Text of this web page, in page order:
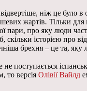
ніж це
жартів. Тільки
про яку люди часто
історією про
брехня – це та,
то версія Олівії Вайлд